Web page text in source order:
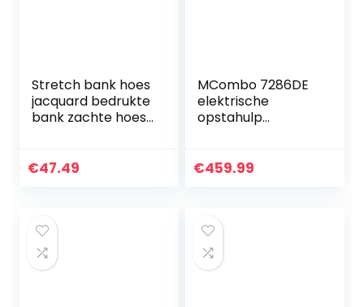
Stretch bank hoes
jacquard bedrukte
bank zachte hoes
zacht(235-
€47.49
MCombo 7286DE
elektrische
opstahulp
USB, stof,
€459.99